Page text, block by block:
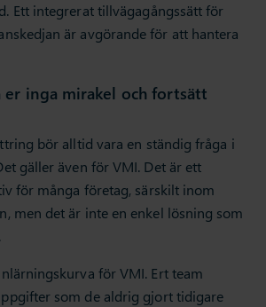
Ett integrerat tillvägagångssätt för
är avgörande för att hantera
er inga mirakel och fortsätt
bör alltid vara en ständig fråga i
gäller även för VMI. Det är ett
för många företag, särskilt inom
men det är inte en enkel lösning som
för VMI. Ert team
som de aldrig gjort tidigare